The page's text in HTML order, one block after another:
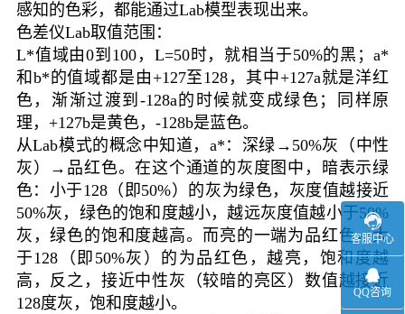
感知的色彩，都能通过Lab模型表现出来。
色差仪Lab取值范围：
L*值域由0到100，L=50时，就相当于50%的黑；a*
和b*的值域都是由+127至128，其中+127a就是洋红
色，渐渐过渡到-128a的时候就变成绿色；同样原
理，+127b是黄色，-128b是蓝色。
从Lab模式的概念中知道，a*：深绿→50%灰（中性
灰）→品红色。在这个通道的灰度图中，暗表示绿
色：小于128（即50%）的灰为绿色，灰度值越接近
50%灰，绿色的饱和度越小，越远灰度值越小于50%
灰，绿色的饱和度越高。而亮的一端为品红色，大
于128（即50%灰）的为品红色，越亮，饱和度越
高，反之，接近中性灰（较暗的亮区）数值越接近
128度灰，饱和度越小。
客服中心
QQ咨询